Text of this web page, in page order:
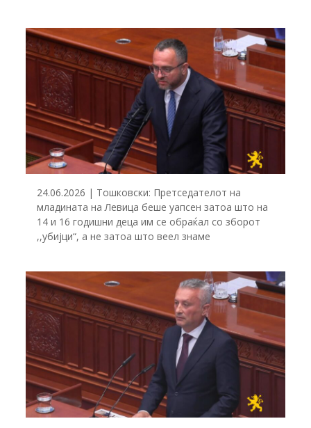
24.06.2026 | Тошковски: Претседателот на
младината на Левица беше уапсен затоа што на
14 и 16 годишни деца им се обраќал со зборот
,,убијци“, а не затоа што веел знаме